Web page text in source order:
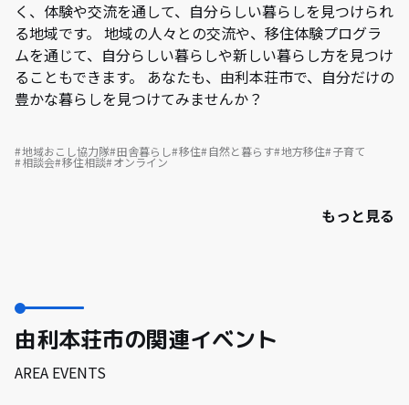
く、体験や交流を通して、自分らしい暮らしを見つけられ
る地域です。 地域の人々との交流や、移住体験プログラ
ムを通じて、自分らしい暮らしや新しい暮らし方を見つけ
ることもできます。 あなたも、由利本荘市で、自分だけの
豊かな暮らしを見つけてみませんか？
地域おこし協力隊 田舎暮らし 移住 自然と暮らす 地方移住 子育て
相談会 移住相談 オンライン
もっと見る
由利本荘市の関連イベント
AREA EVENTS